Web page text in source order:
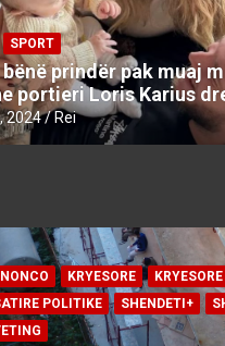
SPORT
bënë prindër pak muaj
portieri Loris Karius
2024 Rei
KRYESORE KRYESORE
POLITIKE SHENDETI+